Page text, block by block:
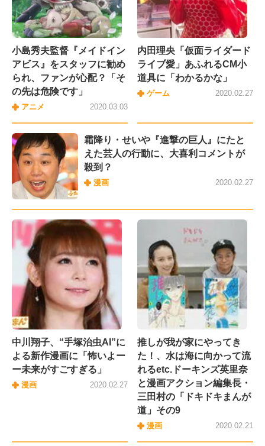
小島秀夫監督『メイドイン
アビス』をスタッフに勧め
られ、ファンが心配？「そ
の先は危険です」
アニメ 2020.03.03
内田理央「仮面ライダード
ライブ愛」あふれるCM小
道具に「わかるかな」
ゲーム 2020.02.27
霜降り・せいや『進撃の巨人』にたと
えた芸人の行動に、大喜利コメントが
殺到？
漫画 2020.02.27
中川翔子、“手塚治虫AI”に
よる新作漫画に「怖いよー
ー未来がすごすぎる」
漫画 2020.02.27
推しが我が家にやってき
た！、水は海に向かって流
れるetc.ドーキンズ英里奈
と漫画アクション編集長・
三田村の「ドキドキまんが
道」その9
漫画 2020.02.21